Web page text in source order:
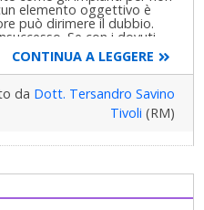
elemento oggettivo è
può dirimere il dubbio.
Se con i dovuti
essendo molto difficile
Cordialmente
CONTINUA A LEGGERE
da Dott. Tersandro Savino
Tivoli (RM)